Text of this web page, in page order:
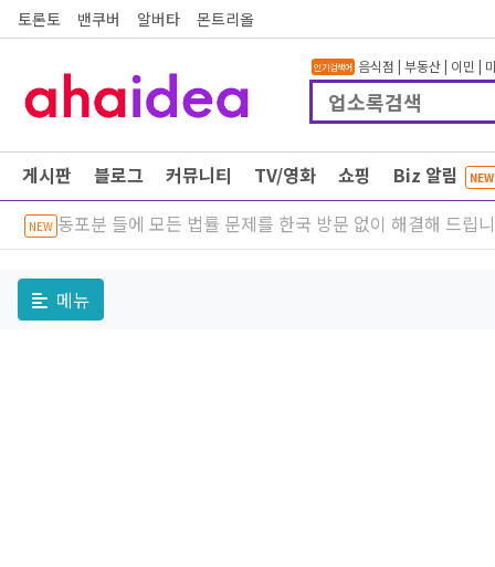
토론토 밴쿠버 알버타 몬트리올
인기검색어 음식점 | 부동산| 이민 |
게시판 블로그 커뮤니티 TV/영화 쇼핑 Biz 알림 NEW
NEW 동포분 들에 모든 법률 문제를 한국 방문 없이 해결해 드립
메뉴